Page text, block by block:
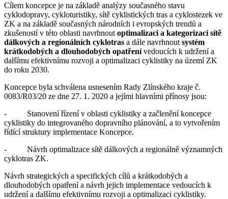
Cílem koncepce je na základě analýzy současného stavu
cyklodopravy, cykloturistiky, sítě cyklistických tras a cyklostezek ve
ZK a na základě současných národních i evropských trendů a
zkušeností v této oblasti navrhnout optimalizaci a kategorizaci sítě
dálkových a regionálních cyklotras a dále navrhnout systém
krátkodobých a dlouhodobých opatřenívedoucích k udržení a
dalšímu efektivnímu rozvoji a optimalizaci cyklistiky na území ZK
do roku 2030.
Koncepce byla schválena usnesením Rady Zlínského kraje č.
0083/R03/20 ze dne 27. 1. 2020 a jejími hlavními přínosy jsou:
- Stanovení řízení v oblasti cyklistiky a začlenění koncepce
cyklistiky do integrovaného dopravního plánování, a to vytvořením
řídící struktury implementace Koncepce.
- Návrh optimalizace sítě dálkových a regionálně významných
cyklotras ZK.
Návrh strategických a specifických cílů a krátkodobých a
dlouhodobých opatření a návrh jejich implementace vedoucích k
udržení a dalšímu efektivnímu rozvoji a optimalizaci cyklistiky.